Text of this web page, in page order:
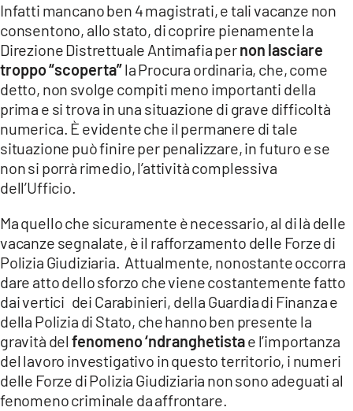
Infatti mancano ben 4 magistrati, e tali vacanze non
consentono, allo stato, di coprire pienamente la
Direzione Distrettuale Antimafia pernon lasciare
troppo “scoperta”la Procura ordinaria, che, come
detto, non svolge compiti meno importanti della
prima e si trova in una situazione di grave difficoltà
numerica. È evidente che il permanere di tale
situazione può finire per penalizzare, in futuro e se
non si porrà rimedio, l’attività complessiva
dell’Ufficio.
Ma quello che sicuramente è necessario, al di là delle
vacanze segnalate, è il rafforzamento delle Forze di
Polizia Giudiziaria. Attualmente, nonostante occorra
dare atto dello sforzo che viene costantemente fatto
dai vertici dei Carabinieri, della Guardia di Finanza e
della Polizia di Stato, che hanno ben presente la
gravità del fenomeno ‘ndranghetistae l’importanza
del lavoro investigativo in questo territorio, i numeri
delle Forze di Polizia Giudiziaria non sono adeguati al
fenomeno criminale da affrontare.